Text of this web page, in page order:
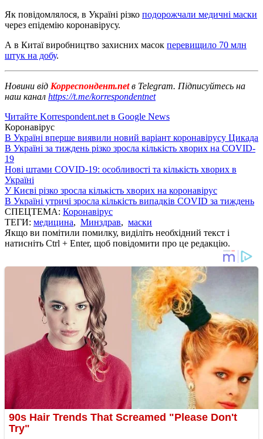
Як повідомлялося, в Україні різко подорожчали медичні маски
через епідемію коронавірусу.
А в Китаї виробництво захисних масок перевищило 70 млн
штук на добу.
Новини від Корреспондент.netв Telegram. Підписуйтесь на
наш канал https://t.me/korrespondentnet
Читайте Korrespondent.net в Google News
Коронавірус
В Україні вперше виявили новий варіант коронавірусу Цикада
В Україні за тиждень різко зросла кількість хворих на COVID-
19
Нові штами COVID-19: особливості та кількість хворих в
Україні
У Києві різко зросла кількість хворих на коронавірус
В Україні утричі зросла кількість випадків COVID за тиждень
СПЕЦТЕМА: Коронавірус
ТЕГИ: медицина, Минздрав, маски
Якщо ви помітили помилку, виділіть необхідний текст і
натисніть Ctrl + Enter, щоб повідомити про це редакцію.